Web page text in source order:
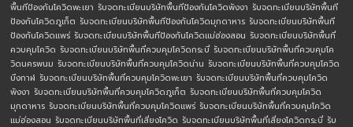
พื้นทีป้องกันโควิดพะเยา รับจดทะเบียนบริษัทพื้นทีป้องกันโควิดพังงา รับจดทะเบียนบริษัทพื้นที
ป้องกันโควิดภูเก็ต รับจดทะเบียนบริษัทพื้นทีป้องกันโควิดมุกดาหาร รับจดทะเบียนบริษัทพื้นที
ป้องกันโควิดแพร่ รับจดทะเบียนบริษัทพื้นทีป้องกันโควิดแม่ฮ่องสอน รับจดทะเบียนบริษัทพื้นที่
ควบคุมโควิด รับจดทะเบียนบริษัทพื้นที่ควบคุมโควิดกระบี่ รับจดทะเบียนบริษัทพื้นที่ควบคุมโค
วิดนครพนม รับจดทะเบียนบริษัทพื้นที่ควบคุมโควิดน่าน รับจดทะเบียนบริษัทพื้นที่ควบคุมโควิด
บึงกาฬ รับจดทะเบียนบริษัทพื้นที่ควบคุมโควิดพะเยา รับจดทะเบียนบริษัทพื้นที่ควบคุมโควิด
พังงา รับจดทะเบียนบริษัทพื้นที่ควบคุมโควิดภูเก็ต รับจดทะเบียนบริษัทพื้นที่ควบคุมโควิด
มุกดาหาร รับจดทะเบียนบริษัทพื้นที่ควบคุมโควิดแพร่ รับจดทะเบียนบริษัทพื้นที่ควบคุมโควิด
แม่ฮ่องสอน รับจดทะเบียนบริษัทพื้นที่เสี่ยงโควิด รับจดทะเบียนบริษัทพื้นที่เสี่ยงโควิดกระบี่ รับ